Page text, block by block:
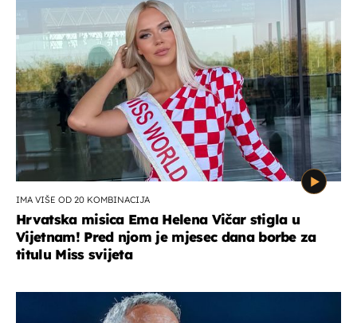
IMA VIŠE OD 20 KOMBINACIJA
Hrvatska misica Ema Helena Vičar stigla u
Vijetnam! Pred njom je mjesec dana borbe za
titulu Miss svijeta